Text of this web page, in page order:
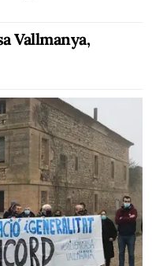
Vallmanya,